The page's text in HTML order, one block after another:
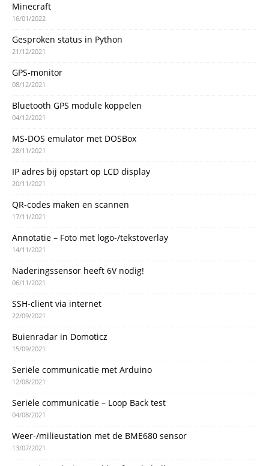
Minecraft
16/01/2022
Gesproken status in Python
21/12/2021
GPS-monitor
08/12/2021
Bluetooth GPS module koppelen
04/12/2021
MS-DOS emulator met DOSBox
28/11/2021
IP adres bij opstart op LCD display
20/11/2021
QR-codes maken en scannen
17/11/2021
Annotatie – Foto met logo-/tekstoverlay
14/11/2021
Naderingssensor heeft 6V nodig!
06/11/2021
SSH-client via internet
22/09/2021
Buienradar in Domoticz
15/09/2021
Seriële communicatie met Arduino
12/08/2021
Seriële communicatie – Loop Back test
04/08/2021
Weer-/milieustation met de BME680 sensor
13/07/2021